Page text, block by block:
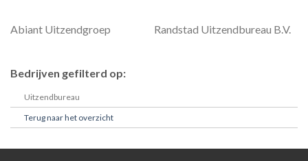
Abiant Uitzendgroep Randstad Uitzendbureau B.V.
Bedrijven gefilterd op:
Uitzendbureau
Terug naar het overzicht